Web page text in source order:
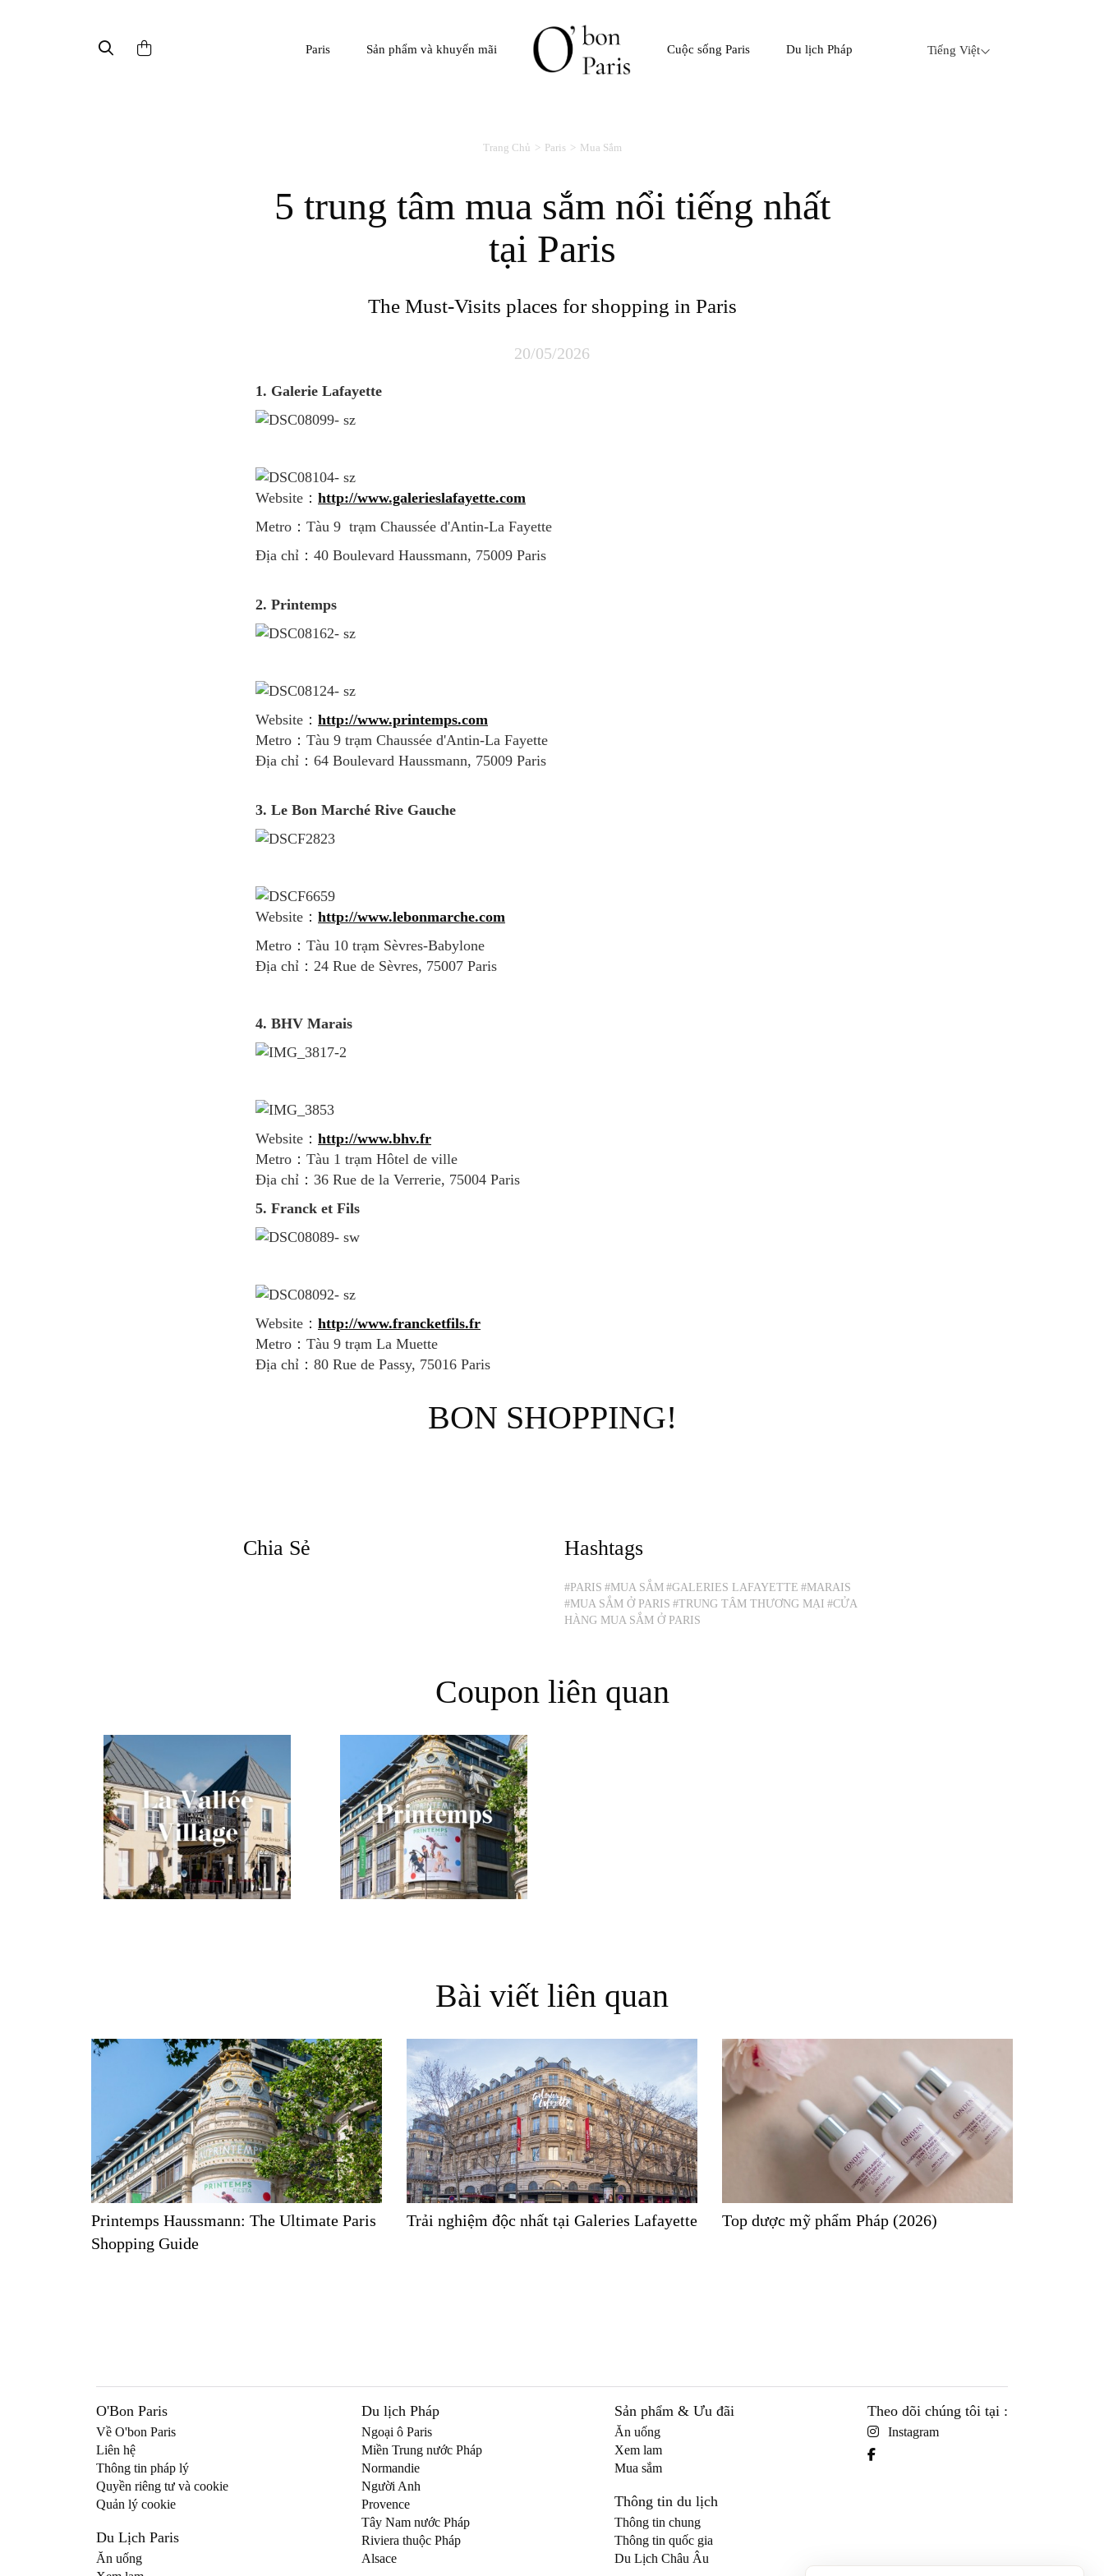
Paris Sản phẩm và khuyến mãi Cuộc sống Paris Du lịch Pháp Tiếng Việt
Trang Chủ Paris Mua Sắm
5 trung tâm mua sắm nổi tiếng nhất
tại Paris
The Must-Visits places for shopping in Paris
20/05/2026
Galerie Lafayette
Website： http://www.galerieslafayette.com
Metro：Tàu 9 trạm Chaussée d'Antin-La Fayette
Địa chỉ：40 Boulevard Haussmann, 75009 Paris
2. Printemps
Website： http://www.printemps.com
Metro：Tàu 9 trạm Chaussée d'Antin-La Fayette
Địa chỉ：64 Boulevard Haussmann, 75009 Paris
3. Le Bon Marché Rive Gauche
Website： http://www.lebonmarche.com
Metro：Tàu 10 trạm Sèvres-Babylone
Địa chỉ：24 Rue de Sèvres, 75007 Paris
4. BHV Marais
Website： http://www.bhv.fr
Metro：Tàu 1 trạm Hôtel de ville
Địa chỉ：36 Rue de la Verrerie, 75004 Paris
5. Franck et Fils
Website： http://www.francketfils.fr
Metro：Tàu 9 trạm La Muette
Địa chỉ：80 Rue de Passy, 75016 Paris
BON SHOPPING!
Chia Sẻ Hashtags
#PARIS #MUA SẮM #GALERIES LAFAYETTE #MARAIS
#MUA SẮM Ở PARIS #TRUNG TÂM THƯƠNG MẠI #CỬA
HÀNG MUA SẮM Ở PARIS
Coupon liên quan
Bài viết liên quan
Printemps Haussmann: The Ultimate Paris
Shopping Guide
Trải nghiệm độc nhất tại Galeries Lafayette Top dược mỹ phẩm Pháp (2026)
O'Bon Paris
Về O'bon Paris
Liên hệ
Thông tin pháp lý
Quyền riêng tư và cookie
Quản lý cookie
Du Lịch Paris
Ăn uống
Du lịch Pháp
Ngoại ô Paris
Miền Trung nước Pháp
Normandie
Người Anh
Provence
Tây Nam nước Pháp
Riviera thuộc Pháp
Alsace
Sản phẩm & Ưu đãi
Ăn uống
Xem lam
Mua sắm
Thông tin du lịch
Thông tin chung
Thông tin quốc gia
Du Lịch Châu Âu
Theo dõi chúng tôi tại :
Instagram